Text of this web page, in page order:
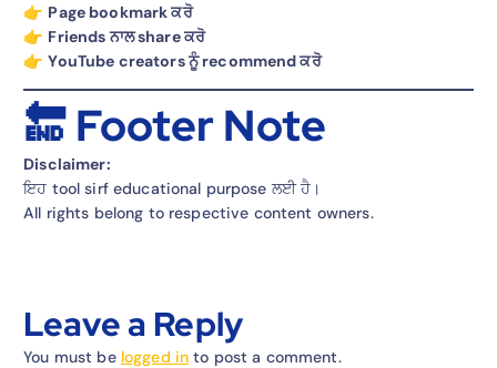
👉 Page bookmark ਕਰੋ
👉 Friends ਨਾਲ share ਕਰੋ
👉YouTube creators ਨੂੰ recommend ਕਰੋ
🔚 Footer Note
Disclaimer:
ਇਹ tool sirf educational purpose ਲਈ ਹੈ।
All rights belong to respective content owners.
Leave a Reply
You must be logged in to post a comment.